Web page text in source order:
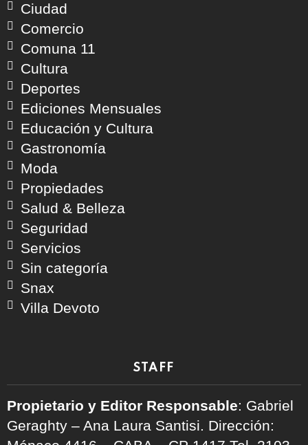
Ciudad
Comercio
Comuna 11
Cultura
Deportes
Ediciones Mensuales
Educación y Cultura
Gastronomía
Moda
Propiedades
Salud & Belleza
Seguridad
Servicios
Sin categoría
Snax
Villa Devoto
STAFF
Propietario y Editor Responsable: Gabriel
Geraghty – Ana Laura Santisi. Dirección: